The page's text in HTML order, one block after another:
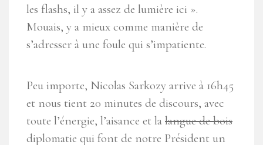
les flashs, il y a assez de lumière ici ».
Mouais, y a mieux comme manière de
s’adresser à une foule qui s’impatiente.
Peu importe, Nicolas Sarkozy arrive à 16h45
et nous tient 20 minutes de discours, avec
toute l’énergie, l’aisance et la langue de bois
diplomatie qui font de notre Président un